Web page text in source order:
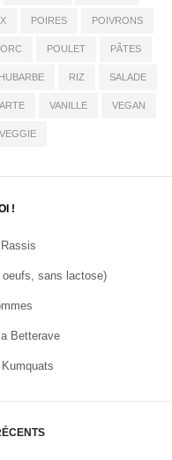
POIRES POIVRONS
POULET PÂTES
RIZ SALADE
VANILLE VEGAN
VEGGIE
!
oeufs, sans lactose)
Betterave